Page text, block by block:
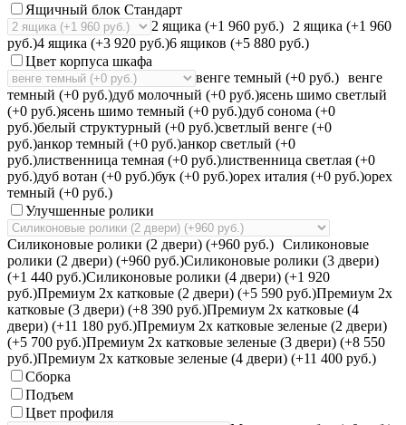
Ящичный блок Стандарт
2 ящика (+1 960 руб.)
2 ящика (+1 960
руб.)4 ящика (+3 920 руб.)6 ящиков (+5 880 руб.)
Цвет корпуса шкафа
венге темный (+0 руб.) венге
темный (+0 руб.)дуб молочный (+0 руб.)ясень шимо светлый
(+0 руб.)ясень шимо темный (+0 руб.)дуб сонома (+0
руб.)белый структурный (+0 руб.)светлый венге (+0
руб.)анкор темный (+0 руб.)анкор светлый (+0
руб.)лиственница темная (+0 руб.)лиственница светлая (+0
руб.)дуб вотан (+0 руб.)бук (+0 руб.)орех италия (+0 руб.)орех
темный (+0 руб.)
Улучшенные ролики
Силиконовые ролики (2 двери) (+960 руб.) Силиконовые
ролики (2 двери) (+960 руб.)Силиконовые ролики (3 двери)
(+1 440 руб.)Силиконовые ролики (4 двери) (+1 920
руб.)Премиум 2х катковые (2 двери) (+5 590 руб.)Премиум 2х
катковые (3 двери) (+8 390 руб.)Премиум 2х катковые (4
двери) (+11 180 руб.)Премиум 2х катковые зеленые (2 двери)
(+5 700 руб.)Премиум 2х катковые зеленые (3 двери) (+8 550
руб.)Премиум 2х катковые зеленые (4 двери) (+11 400 руб.)
Сборка
Подъем
Цвет профиля